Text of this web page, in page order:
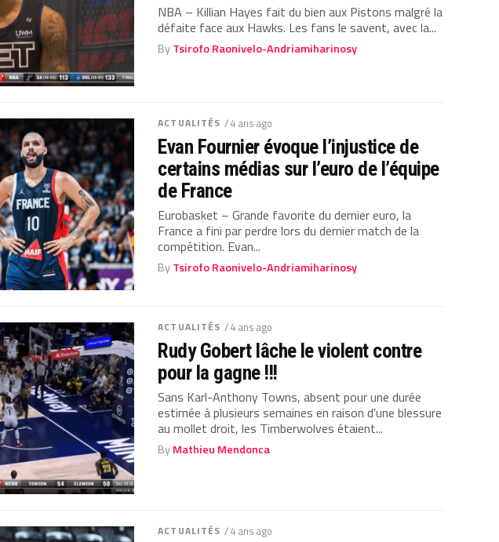
NBA – Killian Hayes fait du bien aux Pistons malgré la
défaite face aux Hawks. Les fans le savent, avec la...
ByTsirofo Raonivelo-Andriamiharinosy
ACTUALITÉS / 4 ans ago
Evan Fournier évoque l’injustice de
certains médias sur l’euro de l’équipe
de France
Eurobasket – Grande favorite du dernier euro, la
France a fini par perdre lors du dernier match de la
compétition. Evan...
ByTsirofo Raonivelo-Andriamiharinosy
ACTUALITÉS / 4 ans ago
Rudy Gobert lâche le violent contre
pour la gagne !!!
Sans Karl-Anthony Towns, absent pour une durée
estimée à plusieurs semaines en raison d’une blessure
au mollet droit, les Timberwolves étaient...
ByMathieu Mendonca
ACTUALITÉS / 4 ans ago